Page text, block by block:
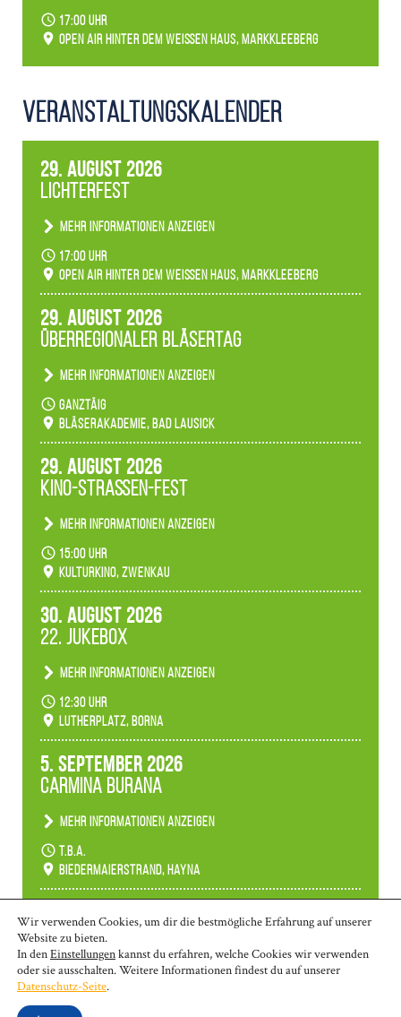
17:00 Uhr
Open Air hinter dem weißen Haus, Markkleeberg
Veranstaltungs­kalender
29. August 2026
Lichterfest
Mehr Informationen anzeigen
Becherlichter, Fackeln und Lichtinstallationen
verwandeln den agra-Park in einen farbigen
Märchenwald, der bei jedem Rundgang einen
Ambiente gibt es ein leuchtendes Konzert
unserer Fachbereiche.
17:00 Uhr
Open Air hinter dem weißen Haus, Markkleeberg
29. August 2026
Überregionaler Bläsertag
Mehr Informationen anzeigen
Teilnahme der Bläserklassen.
ganztäig
Bläserakademie, Bad Lausick
29. August 2026
Kino-Straßen-Fest
Mehr Informationen anzeigen
Konzert unserer Zwenkauer Schüler und
Schülerinnen zum Fest des Kulturkinos.
15:00 Uhr
Kulturkino, Zwenkau
30. August 2026
22. Jukebox
Mehr Informationen anzeigen
Anlässlicher der 775-Jahrfeier der Stadt Borna
spielen wir noch einmal unser aktuelles
Jukeboxprogramm zum Stadtfest.
12:30 Uhr
Lutherplatz, Borna
5. September 2026
Carmina Burana
Mehr Informationen anzeigen
Tanztheater der Quertänzer Borna.
t.b.a.
Biedermaierstrand, Hayna
Mehr Termine anzeigen
© 2026 | Borna: 03433-26 970 | Markkleeberg: 0341-35 80 463 | Wurzen:
03425-90 58 10
Wir verwenden Cookies, um dir die bestmögliche Erfahrung auf unserer
Website zu bieten.
In denEinstellungenkannst du erfahren, welche Cookies wir verwenden
oder sie ausschalten. Weitere Informationen findest du auf unserer
Datenschutz-Seite.